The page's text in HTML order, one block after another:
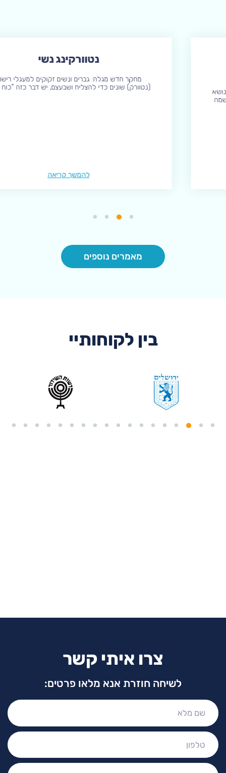
נטוורקינג נשי
מחקר חדש מגלה: גברים ונשים זקוקים למעגלי רישות
(נטוורק) שונים כדי להצליח ושבעצם, יש דבר כזה "כוח נשי".
מאמרים נוספים
בין לקוחותיי
צרו איתי קשר
לשיחה חוזרת אנא מלאו פרטים:
שם
מלא:
טלפון:
מייל: